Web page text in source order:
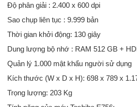
Độ phân giải : 2.400 x 600 dpi
Sao chụp liên tục : 9.999 bản
Thời gian khởi động: 130 giây
Dung lượng bộ nhớ : RAM 512 GB +
Quản lý 1.000 mật khẩu người sử dụng
Kích thước (W x D x H): 698 x 789 x
Trọng lượng: 203 Kg